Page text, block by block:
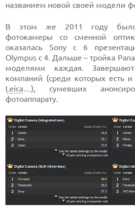
названием новой своей модели
В этом же 2011 году было
фотокамеры со сменной
оказалась Sony с 6
Olympus с 4. Дальше – тройка
моделями каждая.
компаний (среди которых есть
Leica…), сумевших
фотоаппарату.